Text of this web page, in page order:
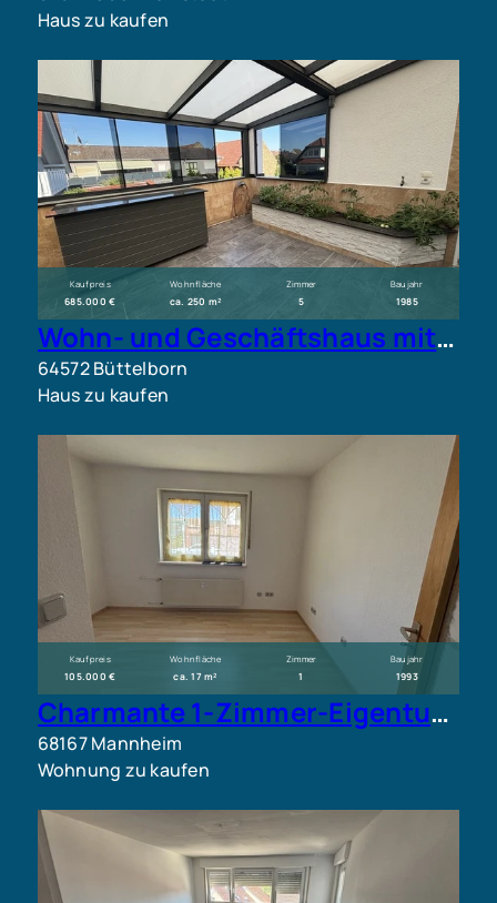
Haus zu kaufen
Kaufpreis
685.000 €
Wohnfläche
ca. 250 m²
Zimmer
5
Baujahr
1985
Wohn- und Geschäftshaus mit Showroom und großzügiger Wohnung
64572 Büttelborn
Haus zu kaufen
Kaufpreis
105.000 €
Wohnfläche
ca. 17 m²
Zimmer
1
Baujahr
1993
Charmante 1-Zimmer-Eigentumswohnung mit Tiefgaragenstellplatz
68167 Mannheim
Wohnung zu kaufen